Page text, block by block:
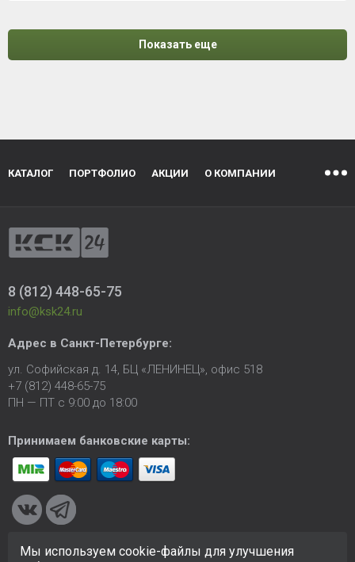
Показать еще
КАТАЛОГ ПОРТФОЛИО АКЦИИ О КОМПАНИИ
8 (812) 448-65-75
info@ksk24.ru
Адрес в Санкт-Петербурге:
ул. Софийская д. 14, БЦ «ЛЕНИНЕЦ», офис 518
+7 (812) 448-65-75
ПН — ПТ с 9:00 до 18:00
Принимаем банковские карты:
© 2005-2026 ООО «КСК». Сайтhttps://ksk24.ruсоздан
Мы используем cookie-файлы для улучшения